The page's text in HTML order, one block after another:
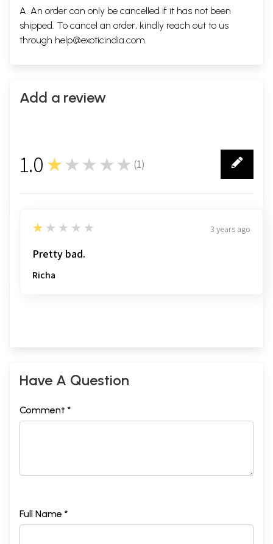
A. An order can only be cancelled if it has not been
shipped. To cancel an order, kindly reach out to us
through help@exoticindia.com.
Add a review
1.0 ★★★★★ (1)
1
1
★★★★★ 3 years ago
Pretty bad.
Richa
Have A Question
Comment *
Full Name *